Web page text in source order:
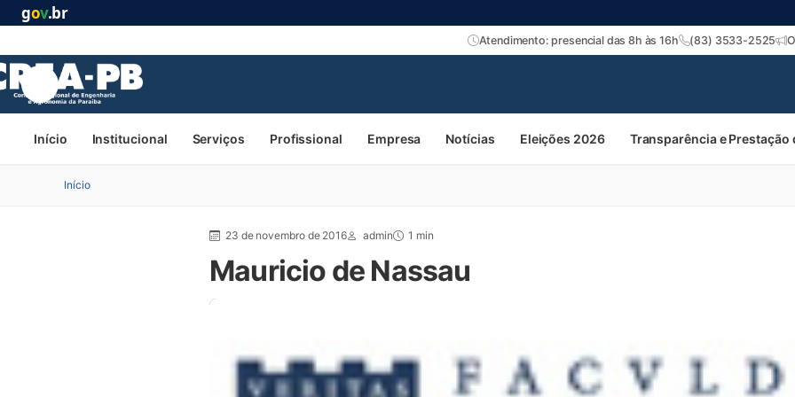
gov.br
Atendimento: presencial das 8h às 16h (83) 3533-2525
Início Institucional Serviços Profissional Empresa Notícias Eleições 2026 Transparência e Prestação
Início
23 de novembro de 2016 admin 1 min
Mauricio de Nassau